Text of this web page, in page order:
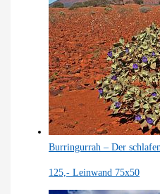
Burringurrah – Der
125,- Leinwand 75x50